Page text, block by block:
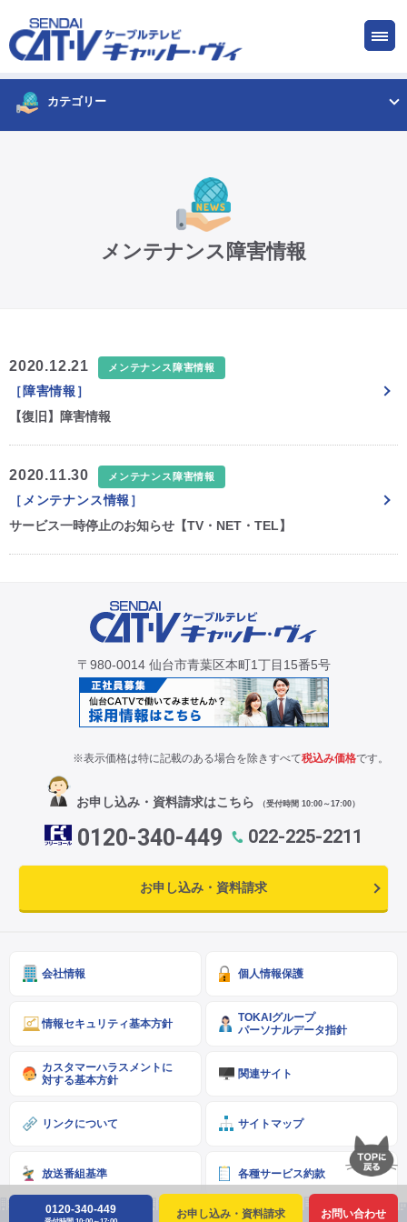
カテゴリー
メンテナンス障害情報
2020.12.21 メンテナンス障害情報
［障害情報］
【復旧】障害情報
2020.11.30 メンテナンス障害情報
［メンテナンス情報］
サービス一時停止のお知らせ【TV・NET・TEL】
〒980-0014 仙台市青葉区本町1丁目15番5号
※表示価格は特に記載のある場合を除きすべて税込み価格です。
お申し込み・資料請求はこちら （受付時間 10:00～17:00）
0120-340-449 022-225-2211
お申し込み・資料請求
会社情報 個人情報保護
情報セキュリティ基本方針
TOKAIグループ
パーソナルデータ指針
カスタマーハラスメントに
対する基本方針
関連サイト
リンクについて サイトマップ
放送番組基準 各種サービス約款
0120-340-449 お申し込み・資料請求 お問い合わせ
お申し込み
ご検討中の方
サービス
サービスエリア